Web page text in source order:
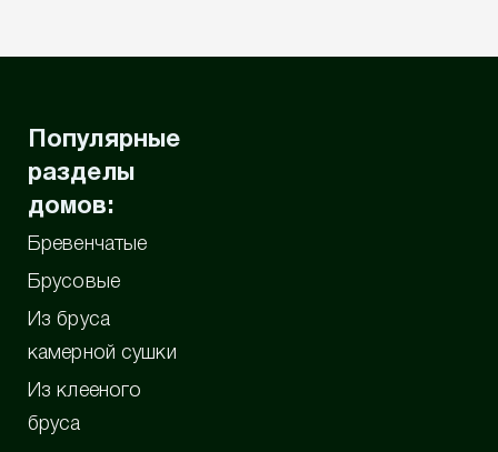
Популярные
разделы
домов:
Бревенчатые
Брусовые
Из бруса
камерной сушки
Из клееного
бруса